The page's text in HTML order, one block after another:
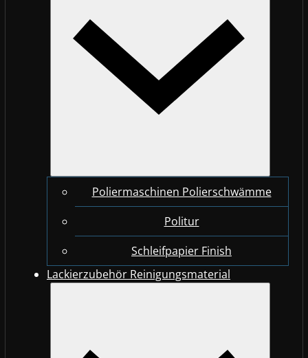
Poliermaschinen Polierschwämme
Politur
Schleifpapier Finish
Lackierzubehör Reinigungsmaterial